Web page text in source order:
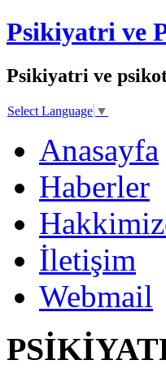
Psikiyatri ve
Psikiyatri ve
Select Language ▼
Anasayfa
Haberler
İletişim
Webmail